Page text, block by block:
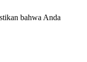
bahwa Anda